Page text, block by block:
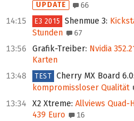
UPDATE 66
14:15 E3 2015 Shenmue 3:
Stunden
67
13:56 Grafik-Treiber: Nvidia
Karten
13:48
TEST Cherry MX Board 6.0:
kompromissloser Qualität
13:34 X2 Xtreme: Allviews
439 Euro
16